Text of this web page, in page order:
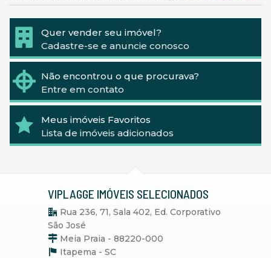
Quer vender seu imóvel?
Cadastre-se e anuncie conosco
Não encontrou o que procurava?
Entre em contato
Meus imóveis Favoritos
Lista de imóveis adicionados
VIPLAGGE IMÓVEIS SELECIONADOS
Rua 236, 71, Sala 402, Ed. Corporativo
São José
Meia Praia - 88220-000
Itapema - SC